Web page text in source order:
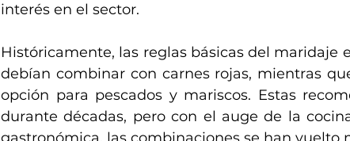
interés en el sector.
Históricamente, las reglas básicas del maridaje
debían combinar con carnes rojas, mientras
opción para pescados y mariscos. Estas
durante décadas, pero con el auge de la